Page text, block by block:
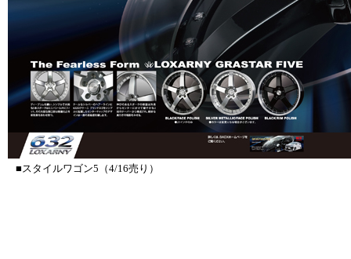
■スタイルワゴン5（4/16売り）